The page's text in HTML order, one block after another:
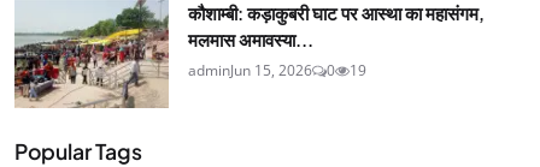
कौशाम्बी: कड़ाकुबरी घाट पर आस्था का महासंगम,
मलमास अमावस्या...
adminJun 15, 2026 0 19
Popular Tags